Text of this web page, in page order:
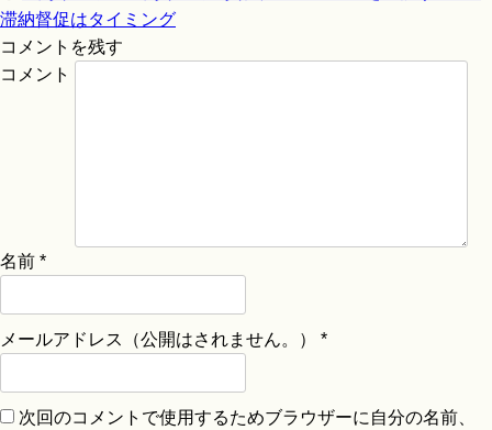
滞納督促はタイミング
コメントを残す
コメント
名前 *
メールアドレス（公開はされません。） *
次回のコメントで使用するためブラウザーに自分の名前、